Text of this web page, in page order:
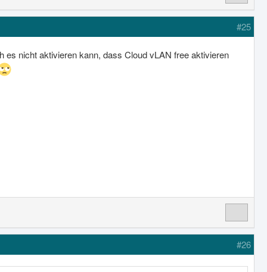
#25
nicht aktivieren kann, dass Cloud vLAN free aktivieren
#26